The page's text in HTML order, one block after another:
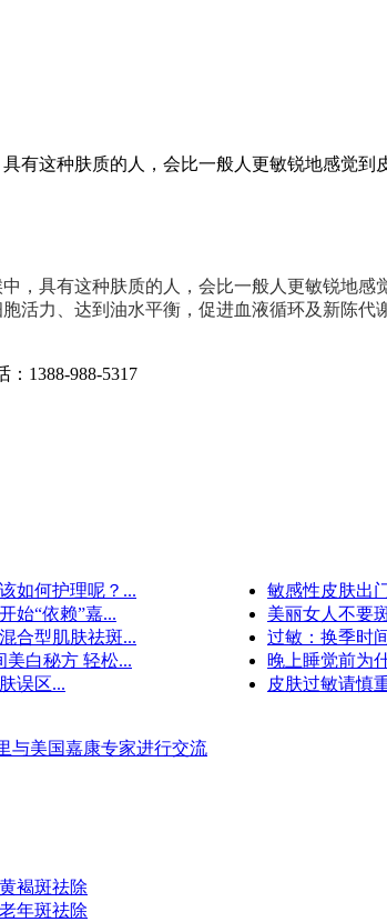
有这种肤质的人，会比一般人更敏锐地感觉到
，具有这种肤质的人，会比一般人更敏锐地感
力、达到油水平衡，促进血液循环及新陈代
如何护理呢？...
敏感性皮肤出
始“依赖”嘉...
美丽女人不要
合型肌肤祛斑...
过敏：换季时
美白秘方 轻松...
晚上睡觉前为
误区... 皮肤过敏请慎
黄褐斑祛除
老年斑祛除